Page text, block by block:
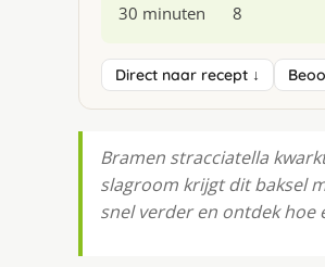
30 minuten 8
Direct naar recept ↓
Bramen stracciatella
slagroom krijgt dit baksel
snel verder en ontdek hoe